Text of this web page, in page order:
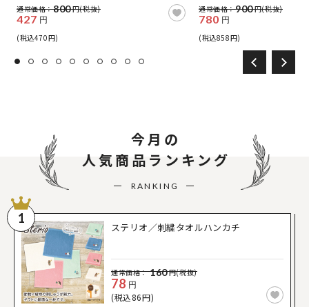
通常価格：800円(税抜)
427 円
(税込470円)
通常価格：900円(税抜)
780 円
(税込858円)
今月の
人気商品ランキング
RANKING
1
ステリオ／刺繍タオルハンカチ
通常価格： 160円(税抜)
78 円
(税込86円)